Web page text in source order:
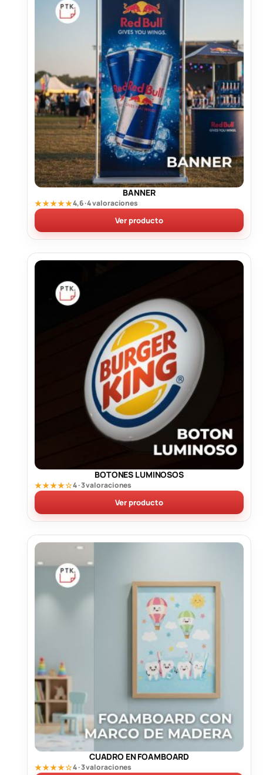
BANNER
★★★★★4,6 · 4 valoraciones
Ver producto
BOTONES LUMINOSOS
★★★★☆4 · 3 valoraciones
Ver producto
CUADRO EN FOAMBOARD
★★★★☆4 · 3 valoraciones